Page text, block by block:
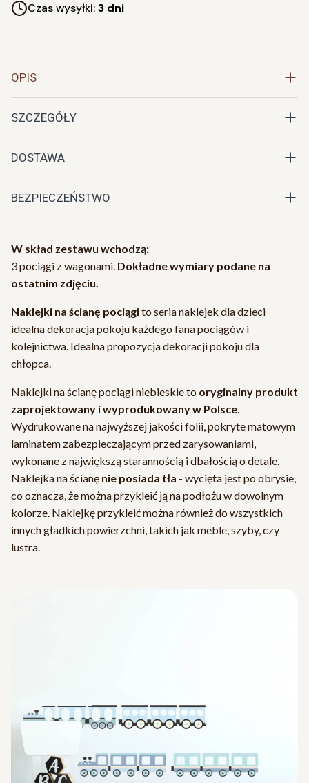
Czas wysyłki:3 dni
OPIS
SZCZEGÓŁY
DOSTAWA
BEZPIECZEŃSTWO
W skład zestawu wchodzą:
3 pociągi z wagonami. Dokładne wymiary podane na
ostatnim zdjęciu.
Naklejki na ścianę pociągito seria naklejek dla dzieci
idealna dekoracja pokoju każdego fana pociągów i
kolejnictwa. Idealna propozycja dekoracji pokoju dla
chłopca.
Naklejki na ścianę pociągi niebieskie to oryginalny produkt
zaprojektowany i wyprodukowany w Polsce.
Wydrukowane na najwyższej jakości folii, pokryte matowym
laminatem zabezpieczającym przed zarysowaniami,
wykonane z największą starannością i dbałością o detale.
Naklejka na ścianę nie posiada tła - wycięta jest po obrysie,
co oznacza, że można przykleić ją na podłożu w dowolnym
kolorze. Naklejkę przykleić można również do wszystkich
innych gładkich powierzchni, takich jak meble, szyby, czy
lustra.